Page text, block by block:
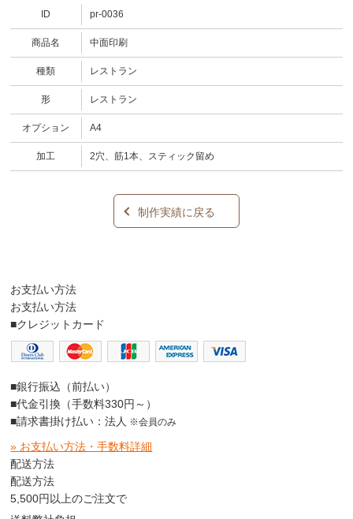
ID pr-0036
商品名 中面印刷
種類 レストラン
形 レストラン
オプション A4
加工 2穴、筋1本、スティック留め
制作実績に戻る
お支払い方法
お支払い方法
■クレジットカード
■銀行振込（前払い）
■代金引換（手数料330円～）
■請求書掛け払い：法人 ※会員のみ
» お支払い方法・手数料詳細
配送方法
配送方法
5,500円以上のご注文で